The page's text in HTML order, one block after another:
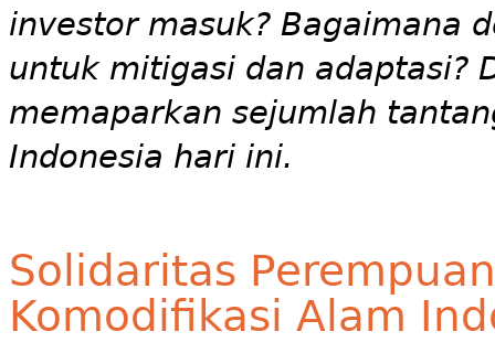
investor masuk? Bagaimana
untuk mitigasi dan adaptasi?
memaparkan sejumlah
Indonesia hari ini.
Solidaritas
Komodifikasi Alam